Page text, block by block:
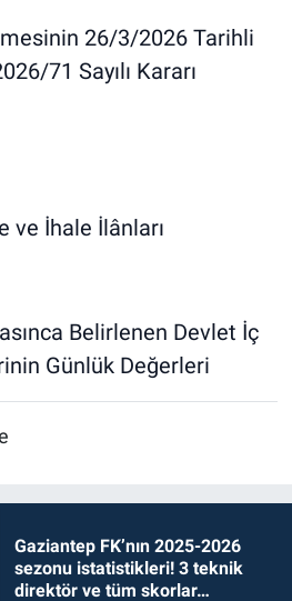
26/3/2026 Tarihli
71 Sayılı Kararı
ve İhale İlânları
Belirlenen Devlet İç
Günlük Değerleri
Gaziantep FK’nın 2025-2026
sezonu istatistikleri! 3 teknik
direktör ve tüm skorlar…